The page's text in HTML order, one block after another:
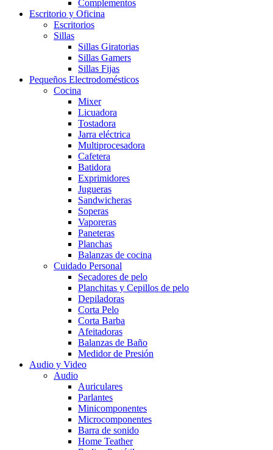
Complementos
Escritorio y Oficina
Escritorios
Sillas
Sillas Giratorias
Sillas Gamers
Sillas Fijas
Pequeños Electrodomésticos
Cocina
Mixer
Licuadora
Tostadora
Jarra eléctrica
Multiprocesadora
Cafetera
Batidora
Exprimidores
Jugueras
Sandwicheras
Soperas
Vaporeras
Paneteras
Planchas
Balanzas de cocina
Cuidado Personal
Secadores de pelo
Planchitas y Cepillos de pelo
Depiladoras
Corta Pelo
Corta Barba
Afeitadoras
Balanzas de Baño
Medidor de Presión
Audio y Video
Audio
Auriculares
Parlantes
Minicomponentes
Microcomponentes
Barra de sonido
Home Teather